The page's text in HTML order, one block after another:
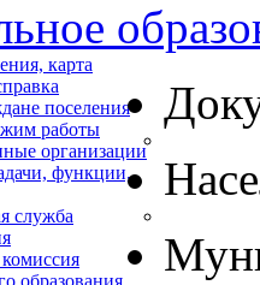
карта
поселения
работы
организации
функции,
служба